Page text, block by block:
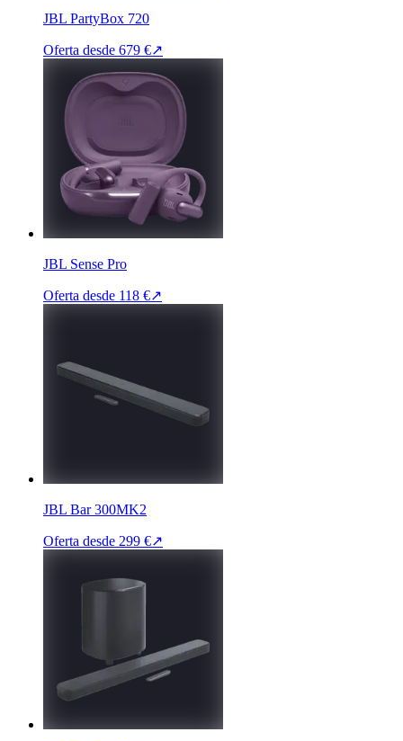
JBL PartyBox 720
Oferta desde 679 €↗
JBL Sense Pro
Oferta desde 118 €↗
JBL Bar 300MK2
Oferta desde 299 €↗